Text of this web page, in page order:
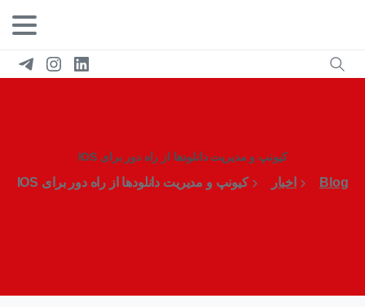
کیونپ و مدیریت دانلودها از راه دور برای IOS
Blog اخبار کیونپ و مدیریت دانلودها از راه دور برای IOS